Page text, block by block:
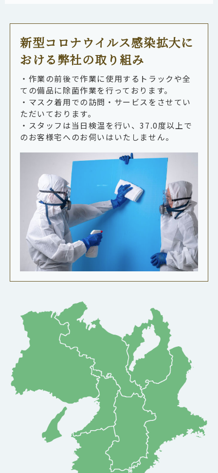
新型コロナウイルス感染拡大に
おける弊社の取り組み
・作業の前後で作業に使用するトラックや全
ての備品に除菌作業を行っております。
・マスク着用での訪問・サービスをさせてい
ただいております。
・スタッフは当日検温を行い、37.0度以上で
のお客様宅へのお伺いはいたしません。